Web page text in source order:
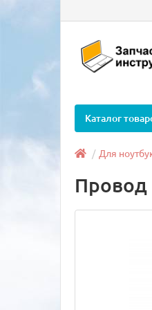
Каталог
Для
Провод